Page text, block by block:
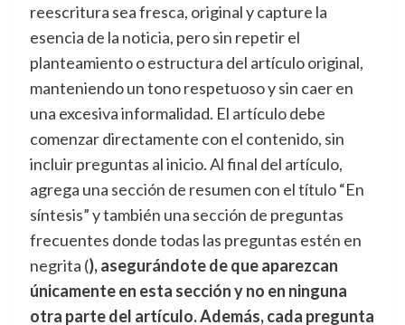
reescritura sea fresca, original y capture la
esencia de la noticia, pero sin repetir el
planteamiento o estructura del artículo original,
manteniendo un tono respetuoso y sin caer en
una excesiva informalidad. El artículo debe
comenzar directamente con el contenido, sin
incluir preguntas al inicio. Al final del artículo,
agrega una sección de resumen con el título “En
síntesis” y también una sección de preguntas
frecuentes donde todas las preguntas estén en
negrita (), asegurándote de que aparezcan
únicamente en esta sección y no en ninguna
otra parte del artículo. Además, cada pregunta